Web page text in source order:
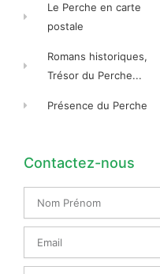
Le Perche en carte
postale
Romans historiques,
Trésor du Perche...
Présence du Perche
Contactez-nous
Prénom